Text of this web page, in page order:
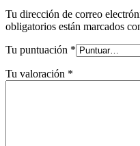
Tu dirección de correo
obligatorios están marcados
Tu puntuación *
Tu valoración *